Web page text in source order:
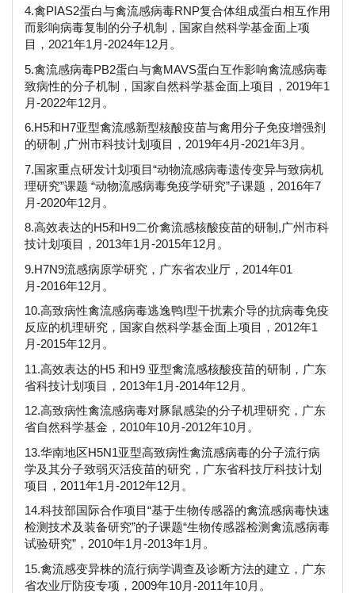
4.禽PIAS2蛋白与禽流感病毒RNP复合体组成蛋白相互作用
而影响病毒复制的分子机制，国家自然科学基金面上项
目，2021年1月-2024年12月。
5.禽流感病毒PB2蛋白与禽MAVS蛋白互作影响禽流感病毒
致病性的分子机制，国家自然科学基金面上项目，2019年1
月-2022年12月。
6.H5和H7亚型禽流感新型核酸疫苗与禽用分子免疫增强剂
的研制 ,广州市科技计划项目，2019年4月-2021年3月。
7.国家重点研发计划项目“动物流感病毒遗传变异与致病机
理研究”课题 “动物流感病毒免疫学研究”子课题，2016年7
月-2020年12月。
8.高效表达的H5和H9二价禽流感核酸疫苗的研制,广州市科
技计划项目，2013年1月-2015年12月。
9.H7N9流感病原学研究，广东省农业厅，2014年01
月-2016年12月。
10.高致病性禽流感病毒逃逸鸭I型干扰素介导的抗病毒免疫
反应的机理研究，国家自然科学基金面上项目，2012年1
月-2015年12月。
11.高效表达的H5 和H9 亚型禽流感核酸疫苗的研制，广东
省科技计划项目，2013年1月-2014年12月。
12.高致病性禽流感病毒对豚鼠感染的分子机理研究，广东
省自然科学基金，2010年10月-2012年10月。
13.华南地区H5N1亚型高致病性禽流感病毒的分子流行病
学及其分子致弱灭活疫苗的研究，广东省科技厅科技计划
项目，2011年1月-2012年12月。
14.科技部国际合作项目“基于生物传感器的禽流感病毒快速
检测技术及装备研究”的子课题“生物传感器检测禽流感病毒
试验研究”，2010年1月-2013年1月。
15.禽流感变异株的流行病学调查及诊断方法的建立，广东
省农业厅防疫专项，2009年10月-2011年10月。